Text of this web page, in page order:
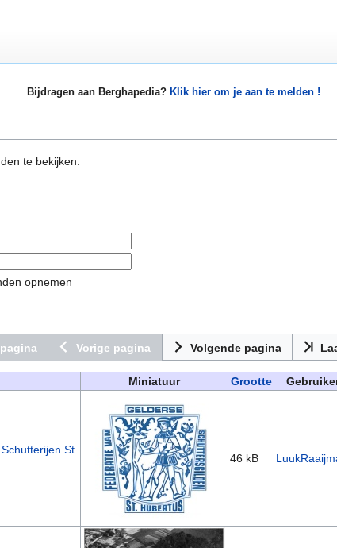
Bijdragen aan Berghapedia? Klik hier om je aan te melden !
te bekijken.
opnemen
Vorige pagina Volgende pagina
Miniatuur Grootte
St.
46 kB